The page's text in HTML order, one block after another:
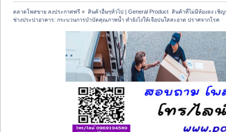
ตลาดโพสขาย ลงประกาศฟรี » สินค้าอื่นๆทั่วไป | General Product  สินค้าที่ไม่มีห้องลง เชิญ
ช่างประปาอาคาร: กระบวนการบำบัดคุณภาพน้ำ ทำยังไงให้เจือปนใสสะอาด ปราศจากโรค